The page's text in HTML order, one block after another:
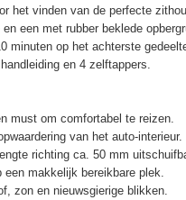
het vinden van de perfecte
een met rubber beklede
minuten op het achterste
en 4 zelftappers.
must om comfortabel te reizen.
van het auto-interieur.
richting ca. 50 mm
makkelijk bereikbare plek.
zon en nieuwsgierige blikken.